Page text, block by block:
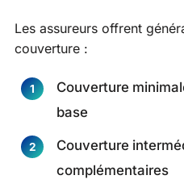
Les assureurs offrent
couverture :
Couverture
base
Couverture
complémentaires